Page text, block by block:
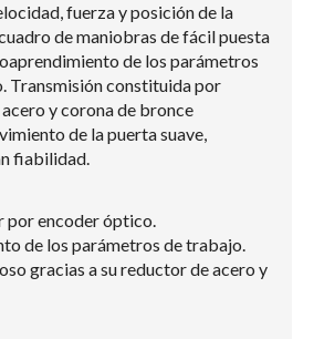
fuerza y posición de la
de maniobras de fácil puesta
de los parámetros
Transmisión constituida por
y corona de bronce
de la puerta suave,
fiabilidad.
por encoder óptico.
de los parámetros de trabajo.
gracias a su reductor de acero y